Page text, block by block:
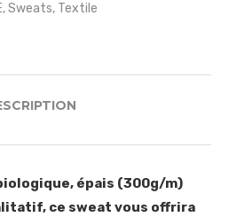
,Sweats, Textile
épais (300g/m)
ce sweat vous offrira